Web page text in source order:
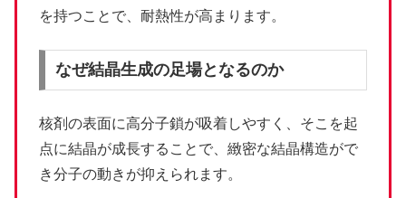
を持つことで、耐熱性が高まります。
なぜ結晶生成の足場となるのか
核剤の表面に高分子鎖が吸着しやすく、そこを起
点に結晶が成長することで、緻密な結晶構造がで
き分子の動きが抑えられます。